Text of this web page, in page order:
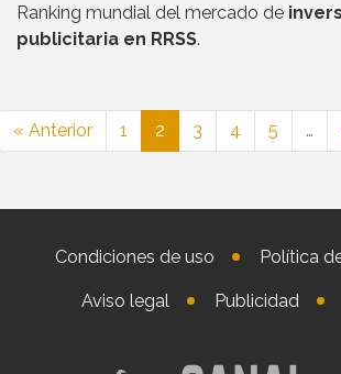
Ranking mundial del mercado de
publicitaria en RRSS.
« Anterior 1 2 3 4 5 …
Condiciones de uso Política
Aviso legal Publicidad